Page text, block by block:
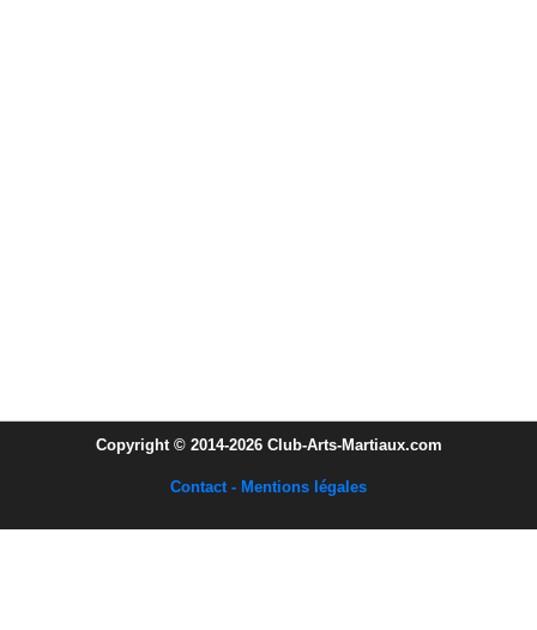
Copyright © 2014-2026 Club-Arts-Martiaux.com
Contact - Mentions légales